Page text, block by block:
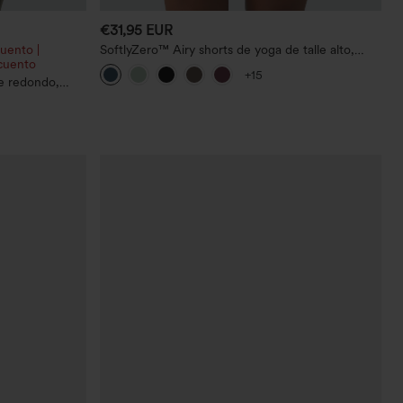
|
redondo,
€31,95 EUR
SoftlyZero™ Airy shorts de yoga de talle alto,
fruncidos, InstantCool, 3'' con bolsillos
+15